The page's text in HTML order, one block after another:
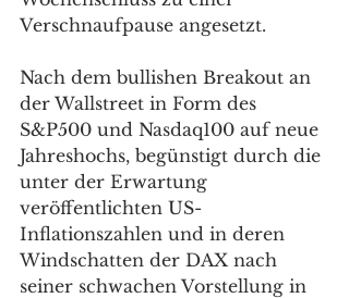
Verschnaufpause angesetzt.
Nach dem bullishen Breakout an
der Wallstreet in Form des
S&P500 und Nasdaq100 auf neue
Jahreshochs, begünstigt durch die
unter der Erwartung
veröffentlichten US-
Inflationszahlen und in deren
Windschatten der DAX nach
seiner schwachen Vorstellung in